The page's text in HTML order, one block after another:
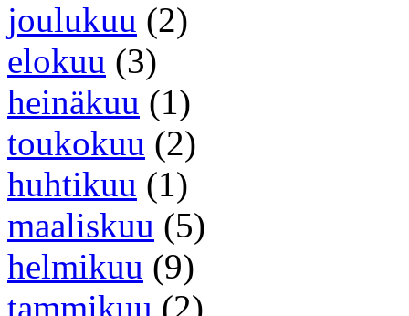
joulukuu (2)
elokuu (3)
heinäkuu (1)
toukokuu (2)
huhtikuu (1)
maaliskuu (5)
helmikuu (9)
tammikuu (2)